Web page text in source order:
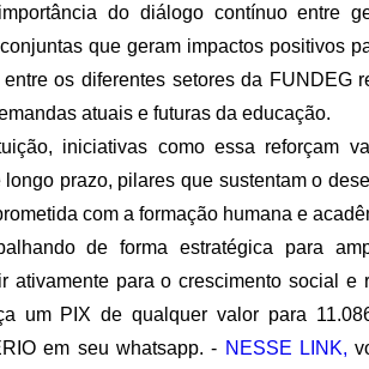
do diálogo contínuo entre
que geram impactos positivos
os diferentes setores da FUNDEG
atuais e futuras da educação.
iniciativas como essa reforçam
prazo, pilares que sustentam o
com a formação humana e
de forma estratégica para
ativamente para o crescimento social
um PIX de qualquer valor para
em seu whatsapp. - NESSE LINK,